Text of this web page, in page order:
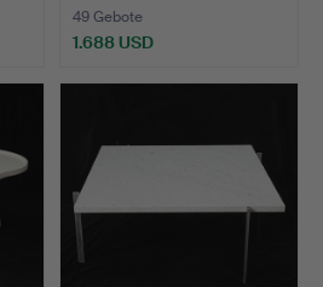
49 Gebote
1.688 USD